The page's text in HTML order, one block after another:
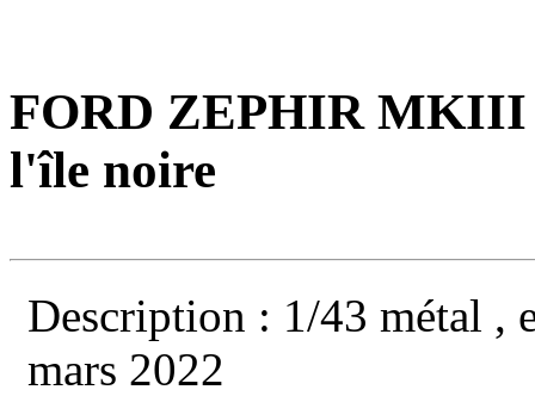
FORD ZEPHIR MKIII
l'île noire
Description : 1/43 métal ,
mars 2022